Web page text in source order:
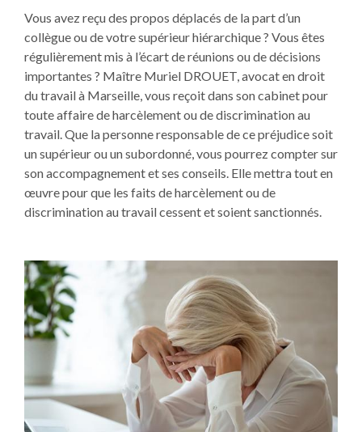
Vous avez reçu des propos déplacés de la part d’un
collègue ou de votre supérieur hiérarchique ? Vous êtes
régulièrement mis à l’écart de réunions ou de décisions
importantes ? Maître Muriel DROUET, avocat en droit
du travail à Marseille, vous reçoit dans son cabinet pour
toute affaire de harcèlement ou de discrimination au
travail. Que la personne responsable de ce préjudice soit
un supérieur ou un subordonné, vous pourrez compter sur
son accompagnement et ses conseils. Elle mettra tout en
œuvre pour que les faits de harcèlement ou de
discrimination au travail cessent et soient sanctionnés.